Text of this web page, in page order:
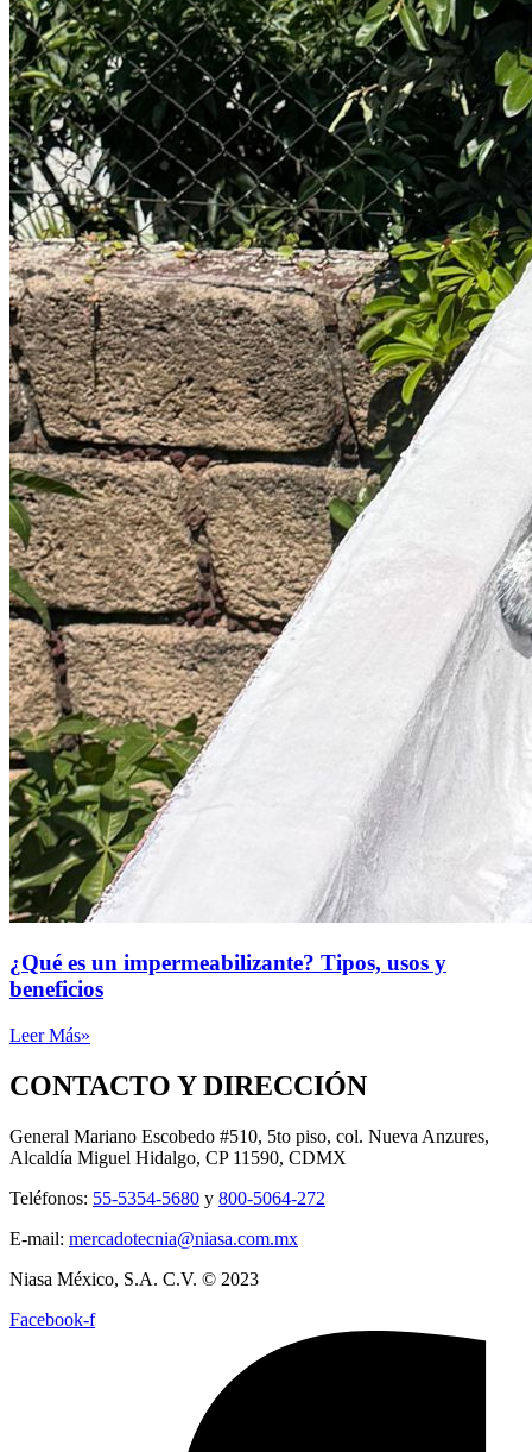
¿Qué es un impermeabilizante? Tipos, usos y
beneficios
Leer Más»
CONTACTO Y DIRECCIÓN
General Mariano Escobedo #510, 5to piso, col. Nueva Anzures,
Alcaldía Miguel Hidalgo, CP 11590, CDMX
Teléfonos: 55-5354-5680 y 800-5064-272
E-mail: mercadotecnia@niasa.com.mx
Niasa México, S.A. C.V. © 2023
Facebook-f